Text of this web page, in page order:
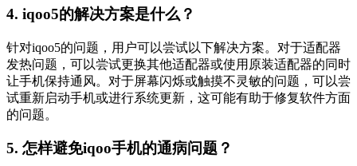
4. iqoo5的解决方案是什么？
针对iqoo5的问题，用户可以尝试以下解决方案。对于适配器
发热问题，可以尝试更换其他适配器或使用原装适配器的同时
让手机保持通风。对于屏幕闪烁或触摸不灵敏的问题，可以尝
试重新启动手机或进行系统更新，这可能有助于修复软件方面
的问题。
5. 怎样避免iqoo手机的通病问题？